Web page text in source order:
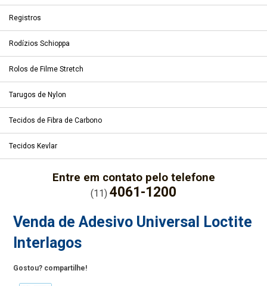
Registros
Rodízios Schioppa
Rolos de Filme Stretch
Tarugos de Nylon
Tecidos de Fibra de Carbono
Tecidos Kevlar
Entre em contato pelo telefone
(11) 4061-1200
Venda de Adesivo Universal Loctite
Interlagos
Gostou? compartilhe!